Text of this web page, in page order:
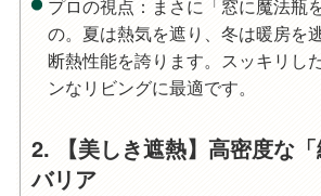
プロの視点 ：まさに「窓に魔法瓶
の。夏は熱気を遮り、冬は暖房を
断熱性能を誇ります。スッキリし
ンなリビングに最適です。
2. 【美しき遮熱】高密度な
バリア